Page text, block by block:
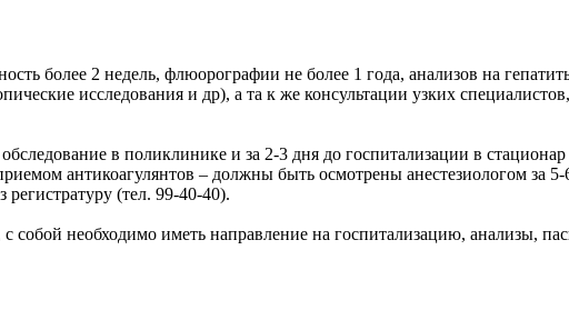
более 2 недель, флюорографии не более 1 года, анализов на
исследования и др), а та к же консультации узких
в поликлинике и за 2-3 дня до госпитализации в
антикоагулянтов – должны быть осмотрены анестезиологом за
регистратуру (тел. 99-40-40).
собой необходимо иметь направление на госпитализацию, анализы,